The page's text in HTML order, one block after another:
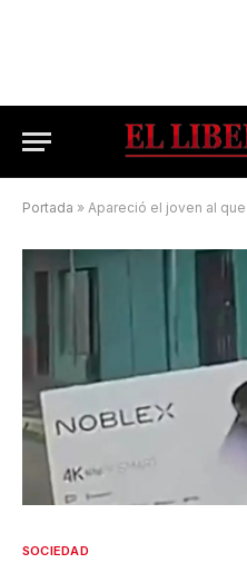
Portada » Apareció el joven al que
SOCIEDAD